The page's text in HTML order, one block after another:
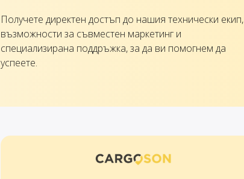
Получете директен достъп до нашия технически екип,
възможности за съвместен маркетинг и
специализирана поддръжка, за да ви помогнем да
успеете.